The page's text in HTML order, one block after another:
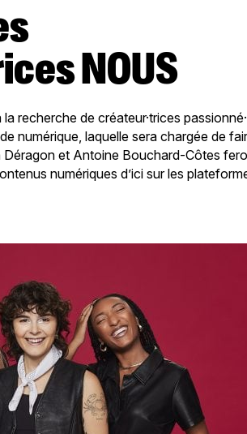
NOUS
recherche de créateur·trices
numérique, laquelle sera chargée de
et Antoine Bouchard-Côtes
numériques d’ici sur les